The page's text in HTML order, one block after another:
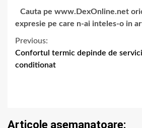
Cauta pe www.DexOnline.net
expresie pe care n-ai inteles-o in
Previous:
Confortul termic depinde de
conditionat
Articole asemanatoare: